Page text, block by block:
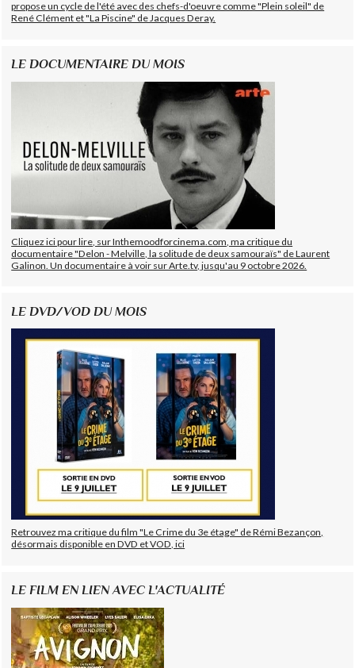
propose un cycle de l'été avec des chefs-d'oeuvre comme "Plein soleil" de
René Clément et "La Piscine" de Jacques Deray.
LE DOCUMENTAIRE DU MOIS
Cliquez ici pour lire, sur Inthemoodforcinema.com, ma critique du
documentaire "Delon - Melville, la solitude de deux samouraïs" de Laurent
Galinon. Un documentaire à voir sur Arte.tv, jusqu'au 9 octobre 2026.
LE DVD/VOD DU MOIS
Retrouvez ma critique du film "Le Crime du 3e étage" de Rémi Bezançon,
désormais disponible en DVD et VOD, ici
LE FILM EN LIEN AVEC L'ACTUALITÉ